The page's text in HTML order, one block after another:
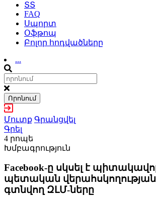
ՏՏ
FAQ
Սպորտ
Օֆթոպ
Բոլոր հոդվածները
...
Որոնում
Մուտք Գրանցվել
Գրել
4 րոպե
Խմբագրություն
Facebook-ը սկսել է
պետական վերահսկողության
գտնվող ԶԼՄ-ները